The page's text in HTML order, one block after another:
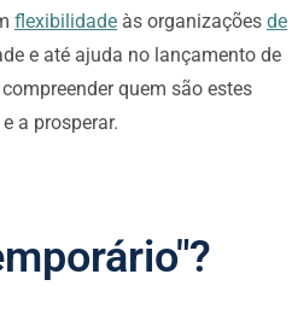
flexibilidade às organizações de
e até ajuda no lançamento de
quem são estes
a prosperar.